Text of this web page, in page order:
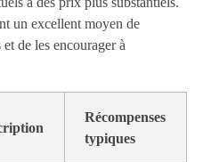
un excellent moyen de
de les encourager à
Récompenses
typiques